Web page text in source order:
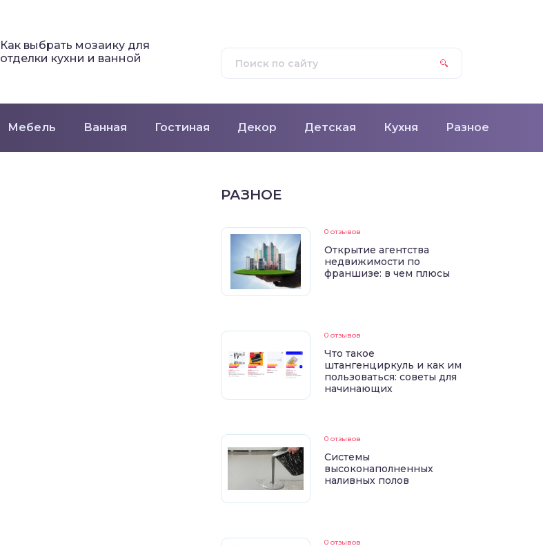
Как выбрать мозаику для
отделки кухни и ванной
Мебель Ванная Гостиная Декор Детская Кухня Разное
РАЗНОЕ
0 отзывов
Открытие агентства
недвижимости по
франшизе: в чем плюсы
0 отзывов
Что такое
штангенциркуль и как им
пользоваться: советы для
начинающих
0 отзывов
Системы
высоконаполненных
наливных полов
0 отзывов